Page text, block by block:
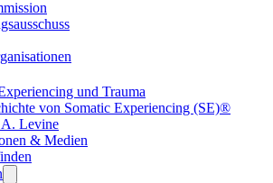
und Trauma
von Somatic Experiencing (SE)®
A. Levine
& Medien